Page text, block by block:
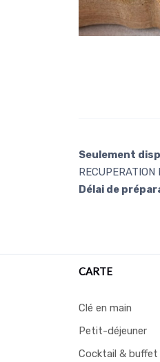
Seulement
RECUPERATION
Délai de
CARTE
Clé en main
Petit-déjeuner
Cocktail & buffet